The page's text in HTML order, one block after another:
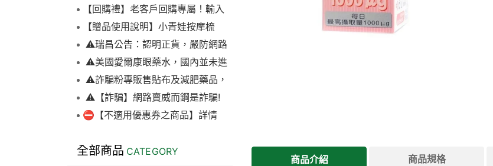
下拉選單
【回購禮】老客戶回購專屬！輸入
折扣碼現折$100
【贈品使用說明】小青娃按摩梳
⚠️瑞昌公告：認明正貨，嚴防網路
詐騙⚠️美國愛爾康眼藥水，國內並未進
口販售
⚠️詐騙粉專販售貼布及減肥藥品，
請勿上當，請查明來源! 非瑞昌藥局
販售!
⚠️【詐騙】網路賣威而鋼是詐騙!
⛔【不適用優惠券之商品】詳情
全部商品 CATEGORY
商品介紹 商品規格